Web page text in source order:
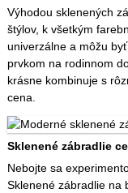
Výhodou sklenených
štýlov, k všetkým
univerzálne a môžu
prvkom na rodinnom
krásne kombinuje s
cena.
Sklenené zábradlie
Nebojte sa
Sklenené zábradlie na